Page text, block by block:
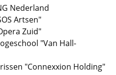
Nederland
Artsen"
Zuid"
"Van Hall-
"Connexxion Holding"